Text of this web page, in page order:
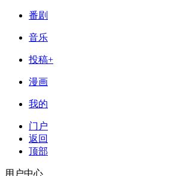
番剧
音乐
投稿+
漫画
我的
门户
返回
顶部
用户中心